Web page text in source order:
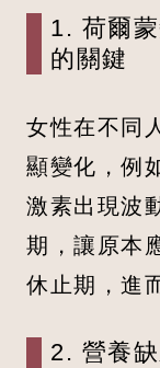
1. 荷爾
的關鍵
女性在不同
顯變化，例
激素出現波
期，讓原本
休止期，進
2. 營養